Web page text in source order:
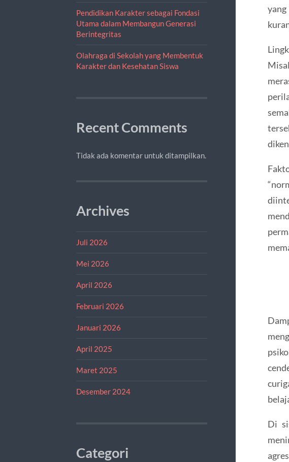
Pendidikan Karakter sebagai Fondasi
Utama dalam Membangun Generasi
Berintegritas
Olahraga di Sekolah yang Membentuk
Karakter dan Kesehatan Siswa
Recent Comments
Tidak ada komentar untuk ditampilkan.
Archives
Juli 2026
Mei 2026
April 2026
Februari 2026
Januari 2026
April 2025
Maret 2025
Desember 2024
Categori
Di